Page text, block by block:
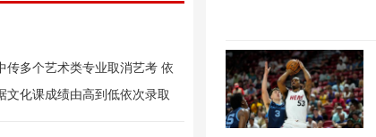
传多个艺术类专业取消艺考 依
文化课成绩由高到低依次录取